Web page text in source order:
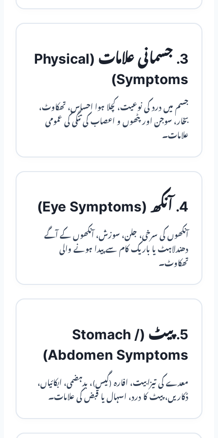
3. جسمانی علامات (Physical
Symptoms)
جسم میں درد کی نوعیت، کچلا ہوا احساس، تھکاوٹ،
بخار، سوجن اور پٹھوں و اعصاب کی تنگی کی عمومی
علامات۔
4. آنکھ (Eye Symptoms)
آنکھوں کی سرخی، جلن، سوزش، آنکھوں کے آگے
دھندلاہٹ یا باریک کام سے پیدا ہونے والی
تھکاوٹ۔
5. پیٹ (Stomach /
Abdomen Symptoms)
معدے کی تیزابیت، افارہ (گیس)، بدہضمی، ابکائیاں،
ڈکاریں، پیٹ کا درد، اسہال یا قبض کی علامات۔